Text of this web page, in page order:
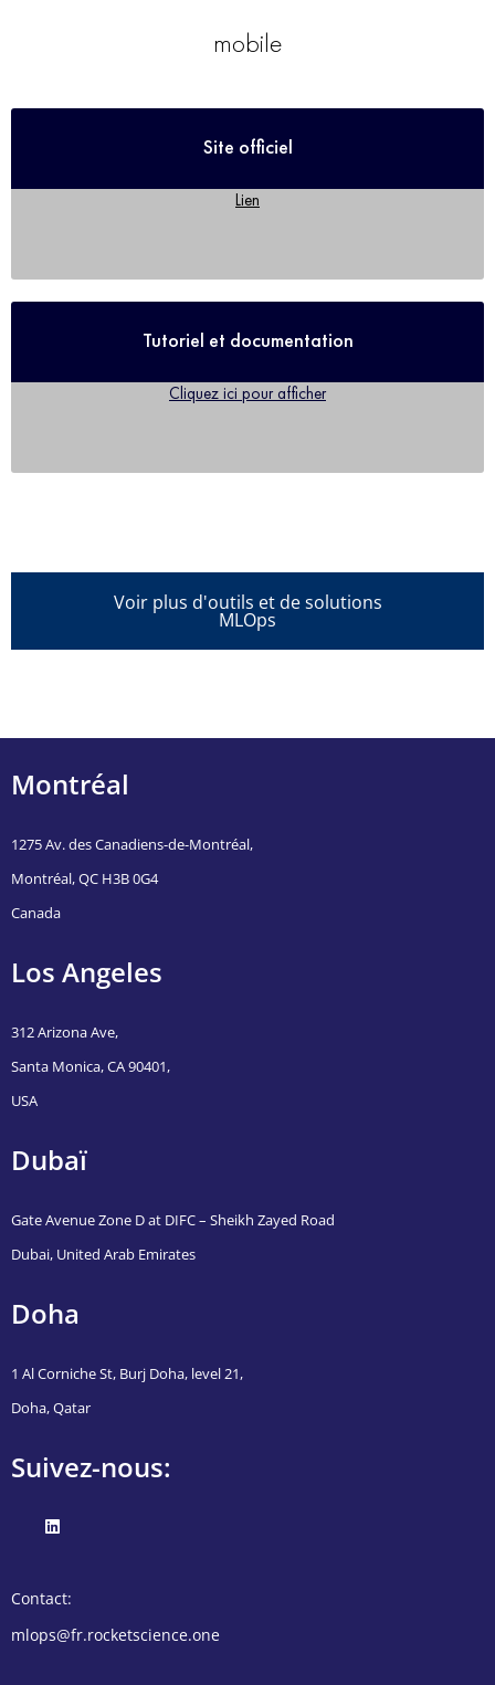
mobile
Site officiel
Lien
Tutoriel et documentation
Cliquez ici pour afficher
Voir plus d'outils et de solutions
MLOps
Montréal
1275 Av. des Canadiens-de-Montréal,
Montréal, QC H3B 0G4
Canada
Los Angeles
312 Arizona Ave,
Santa Monica, CA 90401,
USA
Dubaï
Gate Avenue Zone D at DIFC – Sheikh Zayed Road
Dubai, United Arab Emirates
Doha
1 Al Corniche St, Burj Doha, level 21,
Doha, Qatar
Suivez-nous:
Contact:
mlops@fr.rocketscience.one